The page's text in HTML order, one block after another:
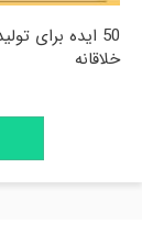
50 ایده برای
خلاقانه